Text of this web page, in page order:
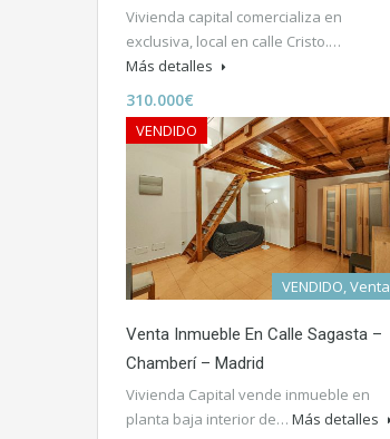
Vivienda capital comercializa en
exclusiva, local en calle Cristo.…
Más detalles
310.000€
VENDIDO
VENDIDO, Venta
Venta Inmueble En Calle Sagasta –
Chamberí – Madrid
Vivienda Capital vende inmueble en
planta baja interior de… Más detalles